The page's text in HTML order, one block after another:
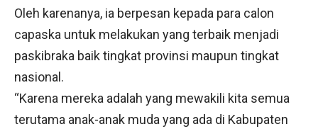
Oleh karenanya, ia berpesan kepada para calon
capaska untuk melakukan yang terbaik menjadi
paskibraka baik tingkat provinsi maupun tingkat
nasional.
“Karena mereka adalah yang mewakili kita semua
terutama anak-anak muda yang ada di Kabupaten